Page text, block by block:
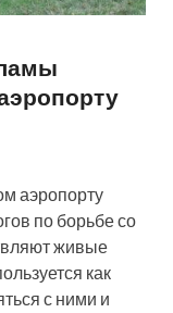
аэропорту
по борьбе со
живые
как
с ними и